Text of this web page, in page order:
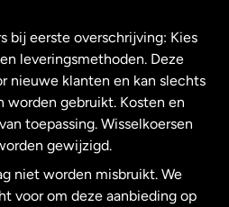
bij eerste overschrijving: Kies
leveringsmethoden. Deze
nieuwe klanten en kan slechts
worden gebruikt. Kosten en
toepassing. Wisselkoersen
gewijzigd.
niet worden misbruikt. We
voor om deze aanbieding op